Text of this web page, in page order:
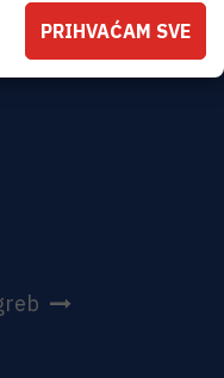
PRIHVAĆAM SVE